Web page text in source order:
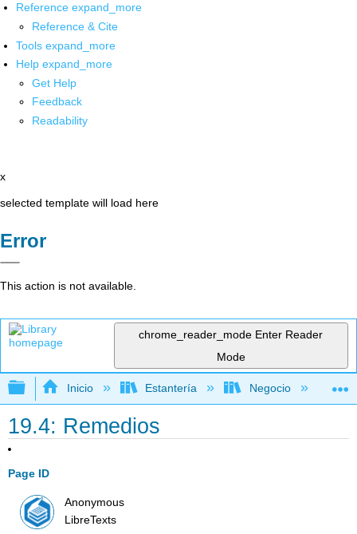
Reference expand_more
Reference & Cite
Tools expand_more
Help expand_more
Get Help
Feedback
Readability
x
selected template will load here
Error
This action is not available.
chrome_reader_mode Enter Reader
Mode
Expandir/contraer jerarquía global
Inicio Estantería Negocio
19.4: Remedios
Page ID
Anonymous
LibreTexts